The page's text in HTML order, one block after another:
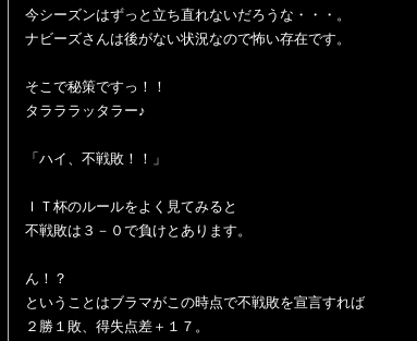
今シーズンはずっと立ち直れないだろうな・・・。
ナビーズさんは後がない状況なので怖い存在です。
そこで秘策ですっ！！
タラララッタラー♪
「ハイ、不戦敗！！」
ＩＴ杯のルールをよく見てみると
不戦敗は３－０で負けとあります。
ん！？
ということはブラマがこの時点で不戦敗を宣言すれば
２勝１敗、得失点差＋１７。